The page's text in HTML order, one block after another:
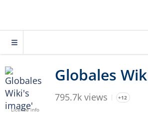
Licence info
795.7k views +12